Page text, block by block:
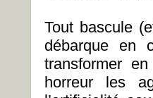
Tout bascule
débarque en
transformer
horreur les